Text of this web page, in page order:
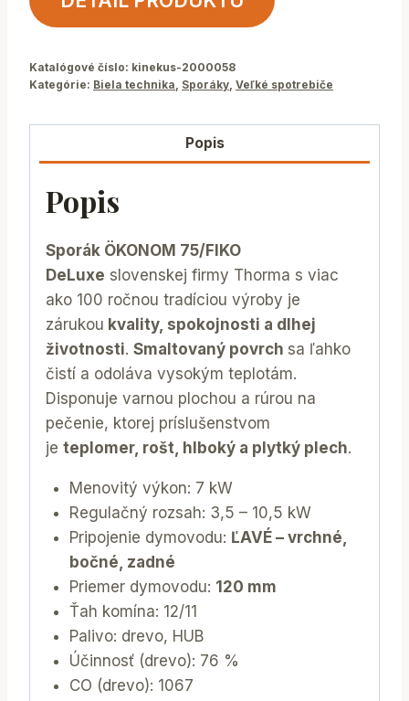
Katalógové číslo: kinekus-2000058
Kategórie: Biela technika, Sporáky, Veľké spotrebiče
Popis
Popis
Sporák ÖKONOM 75/FIKO
DeLuxe slovenskej firmy Thorma s viac
ako 100 ročnou tradíciou výroby je
zárukou kvality, spokojnosti a dlhej
životnosti. Smaltovaný povrch sa ľahko
čistí a odoláva vysokým teplotám.
Disponuje varnou plochou a rúrou na
pečenie, ktorej príslušenstvom
je teplomer, rošt, hlboký a plytký plech.
Menovitý výkon: 7 kW
Regulačný rozsah: 3,5 – 10,5 kW
Pripojenie dymovodu: ĽAVÉ – vrchné,
bočné, zadné
Priemer dymovodu: 120 mm
Ťah komína: 12/11
Palivo: drevo, HUB
Účinnosť (drevo): 76 %
CO (drevo): 1067